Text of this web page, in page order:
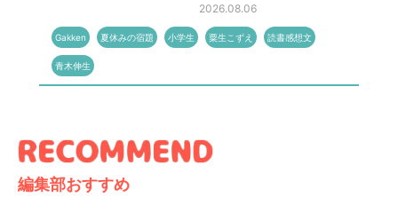
2026.08.06
Gakken 夏休みの宿題 小学生 粟生こずえ 読書感想文
青木伸生
編集部おすすめ